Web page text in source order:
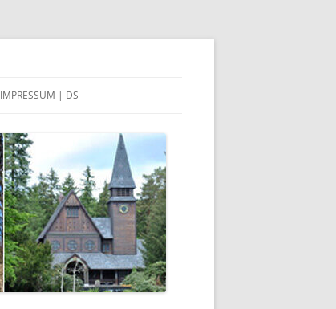
IMPRESSUM | DS